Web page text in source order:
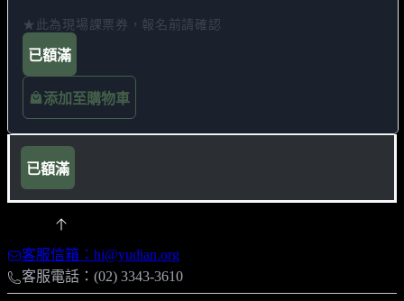
★此為現場課票券，報名前請確認
已額滿
添加至購物車
已額滿
客服信箱：hi@yudian.org
客服電話：(02) 3343-3610